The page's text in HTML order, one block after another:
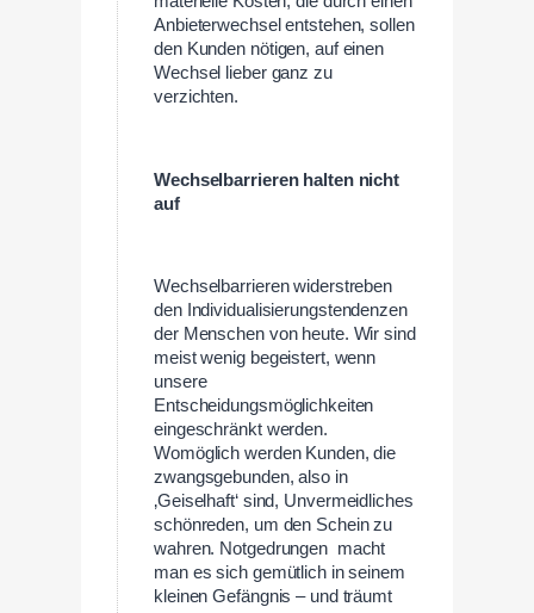
Anbieterwechsel entstehen, sollen
den Kunden nötigen, auf einen
Wechsel lieber ganz zu
verzichten.
Wechselbarrieren halten nicht
auf
Wechselbarrieren widerstreben
den Individualisierungstendenzen
der Menschen von heute. Wir sind
meist wenig begeistert, wenn
unsere
Entscheidungsmöglichkeiten
eingeschränkt werden.
Womöglich werden Kunden, die
zwangsgebunden, also in
‚Geiselhaft‘ sind, Unvermeidliches
schönreden, um den Schein zu
wahren. Notgedrungen macht
man es sich gemütlich in seinem
kleinen Gefängnis – und träumt